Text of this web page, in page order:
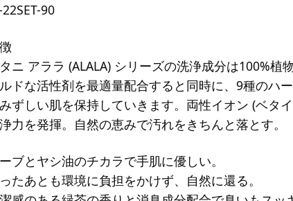
90
ニ アララ (ALALA) シリーズの洗浄成分は100%植
ドな活性剤を最適量配合すると同時に、9種のハ
ずしい肌を保持していきます。両性イオン (ベタ
力を発揮。自然の恵みで汚れをきちんと落とす。
ブとヤシ油のチカラで手肌に優しい。
たあとも環境に負担をかけず、自然に還る。